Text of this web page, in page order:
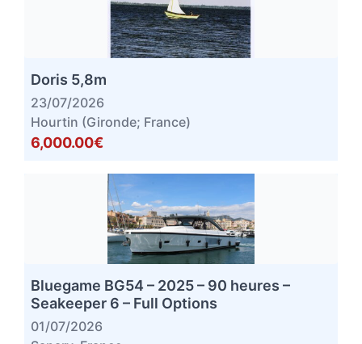
Doris 5,8m
23/07/2026
Hourtin (Gironde; France)
6,000.00€
Bluegame BG54 – 2025 – 90 heures –
Seakeeper 6 – Full Options
01/07/2026